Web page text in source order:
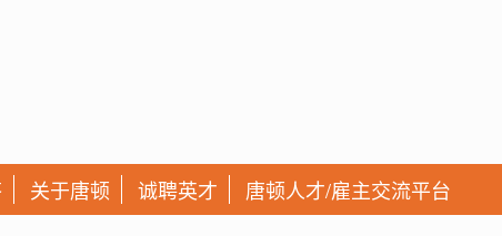
关于唐顿 诚聘英才 唐顿人才/雇主交流平台